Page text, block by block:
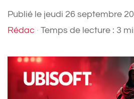
Publié le jeudi 26 septembre
Rédac · Temps de lecture : 3